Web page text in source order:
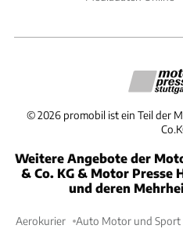
©2026 promobil ist ein Teil der
Weitere Angebote der
& Co. KG & Motor Presse
und deren
Aerokurier Auto Motor und Sport